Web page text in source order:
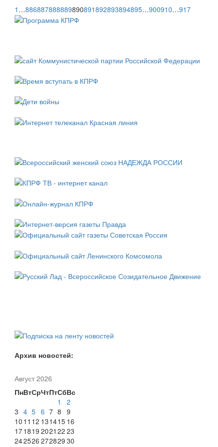
1 …886887888889890891892893894895…900910…917
Архив новостей:
Август 2026
ПнВтСрЧтПтСбВс
1
2
3 4 5 6 7 8 9
10 11 12 131415 16
171819 2021 22 23
242526 272829 30